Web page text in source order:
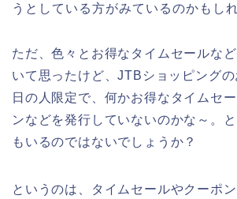
うとしている方がみているのかもし
ただ、色々とお得なタイムセールな
いて思ったけど、JTBショッピング
日の人限定で、何かお得なタイムセ
ンなどを発行していないのかな～。
もいるのではないでしょうか？
というのは、タイムセールやクーポ